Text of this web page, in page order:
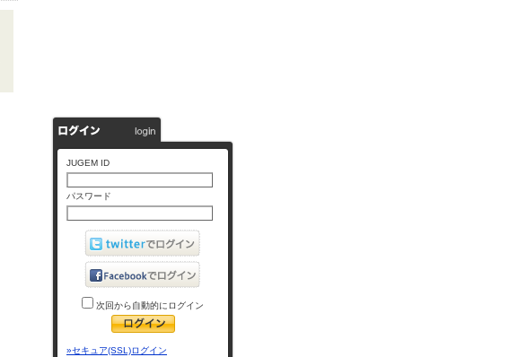
JUGEM ID
パスワード
次回から自動的にログイン
»セキュア(SSL)ログイン